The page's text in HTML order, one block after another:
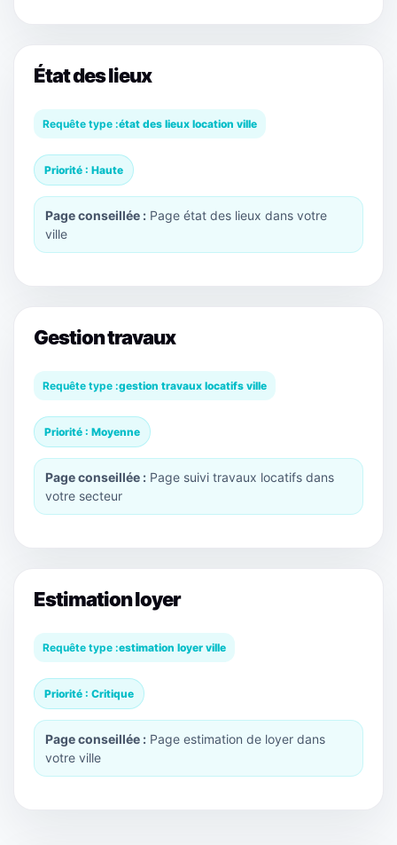
État des lieux
Requête type :état des lieux location ville
Priorité : Haute
Page conseillée : Page état des lieux dans votre
ville
Gestion travaux
Requête type :gestion travaux locatifs ville
Priorité : Moyenne
Page conseillée : Page suivi travaux locatifs dans
votre secteur
Estimation loyer
Requête type :estimation loyer ville
Priorité : Critique
Page conseillée : Page estimation de loyer dans
votre ville